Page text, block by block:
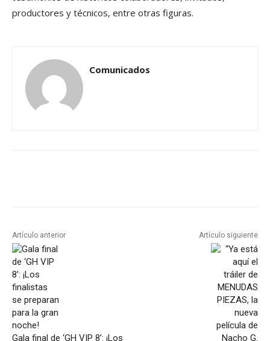
productores y técnicos, entre otras figuras.
Comunicados
Artículo anterior
Gala final de ‘GH VIP 8’: ¡Los
Artículo siguiente